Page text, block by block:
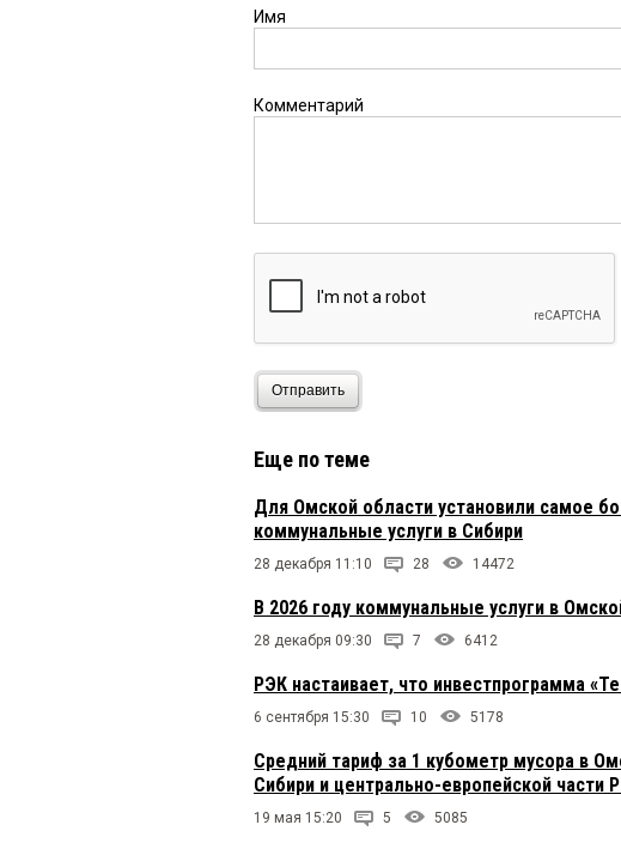
Имя
Комментарий
Отправить
Еще по теме
Для Омской области установили самое
коммунальные услуги в Сибири
28 декабря 11:10 28 14472
В 2026 году коммунальные услуги в
28 декабря 09:30 7 6412
РЭК настаивает, что инвестпрограмма
6 сентября 15:30 10 5178
Средний тариф за 1 кубометр мусора в
Сибири и центрально-европейской части
19 мая 15:20 5 5085